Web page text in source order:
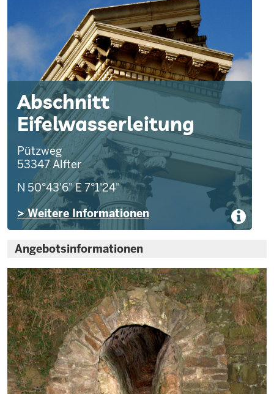
Abschnitt
Eifelwasserleitung
Pützweg
53347Alfter
N 50°43'6"E 7°1'24"
> Weitere Informationen
Angebotsinformationen